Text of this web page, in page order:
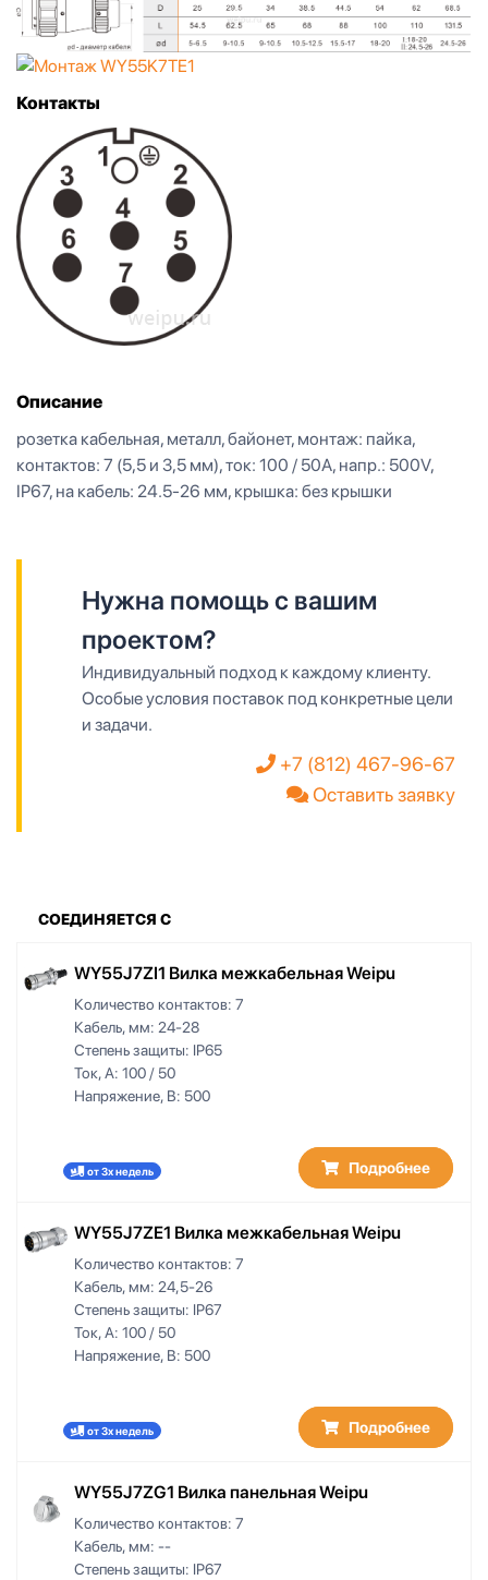
Контакты
Описание
розетка кабельная, металл, байонет, монтаж: пайка,
контактов: 7 (5,5 и 3,5 мм), ток: 100 / 50А, напр.: 500V,
IP67, на кабель: 24.5-26 мм, крышка: без крышки
Нужна помощь с вашим
проектом?
Индивидуальный подход к каждому клиенту.
Особые условия поставок под конкретные цели
и задачи.
+7 (812) 467-96-67
Оставить заявку
СОЕДИНЯЕТСЯ С
WY55J7ZI1 Вилка межкабельная Weipu
Количество контактов: 7
Кабель, мм: 24-28
Степень защиты: IP65
Ток, А: 100 / 50
Напряжение, В: 500
от 3х недель Подробнее
WY55J7ZE1 Вилка межкабельная Weipu
Количество контактов: 7
Кабель, мм: 24,5-26
Степень защиты: IP67
Ток, А: 100 / 50
Напряжение, В: 500
от 3х недель Подробнее
WY55J7ZG1 Вилка панельная Weipu
Количество контактов: 7
Кабель, мм: --
Степень защиты: IP67